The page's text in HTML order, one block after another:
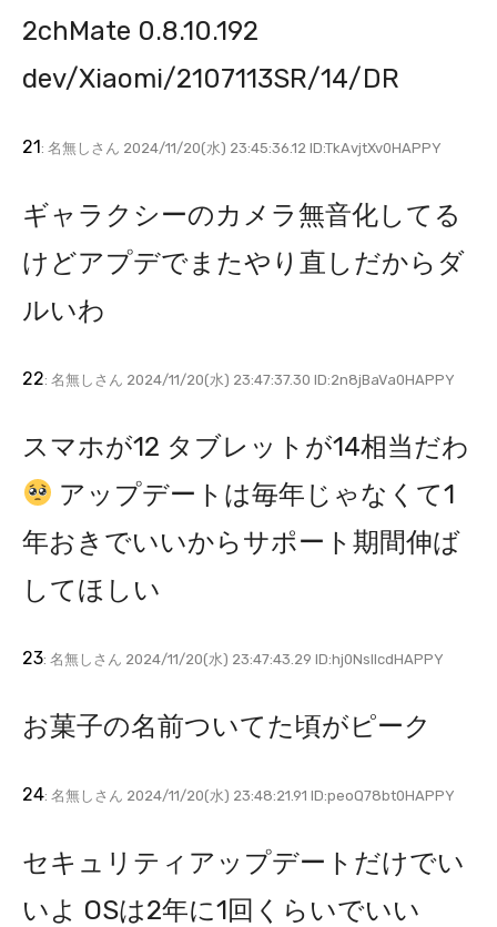
2chMate 0.8.10.192
dev/Xiaomi/2107113SR/14/DR
21: 名無しさん 2024/11/20(水) 23:45:36.12 ID:TkAvjtXv0HAPPY
ギャラクシーのカメラ無音化してる
けどアプデでまたやり直しだからダ
ルいわ
22: 名無しさん 2024/11/20(水) 23:47:37.30 ID:2n8jBaVa0HAPPY
スマホが12 タブレットが14相当だわ
アップデートは毎年じゃなくて1
年おきでいいからサポート期間伸ば
してほしい
23: 名無しさん 2024/11/20(水) 23:47:43.29 ID:hj0NslIcdHAPPY
お菓子の名前ついてた頃がピーク
24: 名無しさん 2024/11/20(水) 23:48:21.91 ID:peoQ78bt0HAPPY
セキュリティアップデートだけでい
いよ OSは2年に1回くらいでいい